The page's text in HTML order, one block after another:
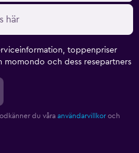
toppenpriser
momondo och dess resepartners
du våra användarvillkor och